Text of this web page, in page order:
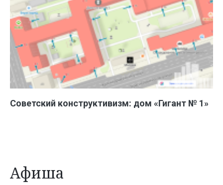
Советский конструктивизм: дом «Гигант № 1»
Афиша